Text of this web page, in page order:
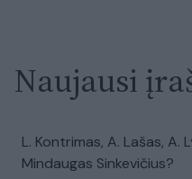
Naujausi
L. Kontrimas, A. Lašas,
Mindaugas Sinkevičius?